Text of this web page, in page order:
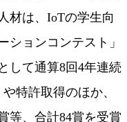
材は、IoTの学生向
ションコンテスト」
して通算8回4年連続
特許取得のほか、
等、合計84賞を受賞